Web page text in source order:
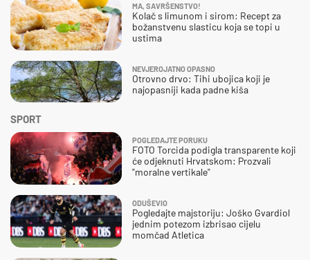
SPORT
POGLEDAJTE PORUKU
FOTO Torcida podigla transparente koji
će odjeknuti Hrvatskom: Prozvali
"moralne vertikale"
ODUŠEVIO
Pogledajte majstoriju: Joško Gvardiol
jednim potezom izbrisao cijelu
momčad Atletica
MA, SAVRŠENSTVO!
Kolač s limunom i sirom: Recept za
božanstvenu slasticu koja se topi u
ustima
NEVJEROJATNO OPASNO
Otrovno drvo: Tihi ubojica koji je
najopasniji kada padne kiša